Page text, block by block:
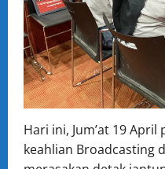
Hari ini, Jum’at 19
keahlian Broadcasting